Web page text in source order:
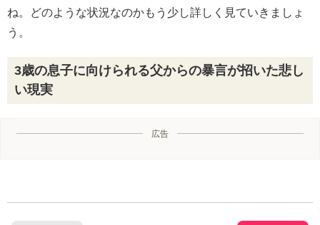
ね。どのような状況なのかもう少し詳しく見ていきましょ
う。
3歳の息子に向けられる父からの暴言が招いた悲し
い現実
広告